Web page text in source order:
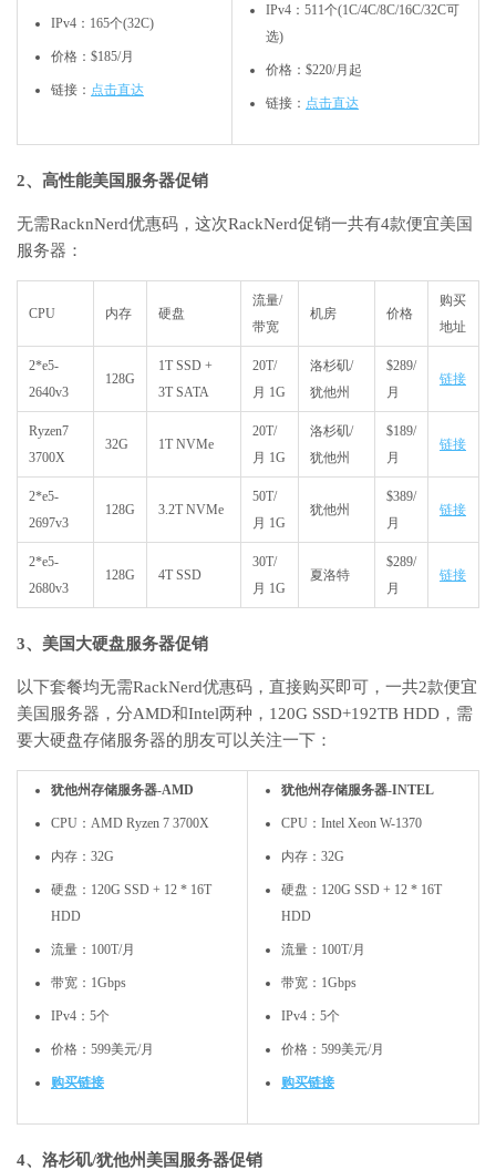
IPv4：165个(32C)
价格：$185/月
链接： 点击直达
IPv4：511个(1C/4C/8C/16C/32C可
选)
价格：$220/月起
链接： 点击直达
2、高性能美国服务器促销
无需RacknNerd优惠码，这次RackNerd促销一共有4款便宜美国
服务器：
CPU 内存 硬盘
流量/
带宽
机房 价格
购买
地址
2*e5-
2640v3
128G
1T SSD +
3T SATA
20T/
月 1G
洛杉矶/
犹他州
$289/
月
链接
Ryzen7
3700X
32G 1T NVMe
20T/
月 1G
洛杉矶/
犹他州
$189/
月
链接
2*e5-
2697v3
128G 3.2T NVMe
50T/
月 1G
犹他州
$389/
月
链接
2*e5-
2680v3
128G 4T SSD
30T/
月 1G
夏洛特
$289/
月
链接
3、美国大硬盘服务器促销
以下套餐均无需RackNerd优惠码，直接购买即可，一共2款便宜
美国服务器，分AMD和Intel两种，120G SSD+192TB HDD，需
要大硬盘存储服务器的朋友可以关注一下：
犹他州存储服务器-AMD
CPU：AMD Ryzen 7 3700X
内存：32G
硬盘：120G SSD + 12 * 16T
HDD
流量：100T/月
带宽：1Gbps
IPv4：5个
价格：599美元/月
购买链接
犹他州存储服务器-INTEL
CPU：Intel Xeon W-1370
内存：32G
硬盘：120G SSD + 12 * 16T
HDD
流量：100T/月
带宽：1Gbps
IPv4：5个
价格：599美元/月
购买链接
4、洛杉矶/犹他州美国服务器促销